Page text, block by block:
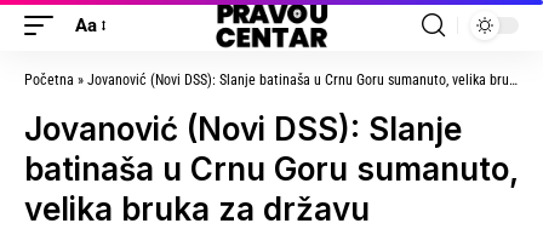
Aa
Početna » Jovanović (Novi DSS): Slanje batinaša u Crnu Goru sumanuto, velika bruka za državu
Jovanović (Novi DSS): Slanje
batinaša u Crnu Goru sumanuto,
velika bruka za državu